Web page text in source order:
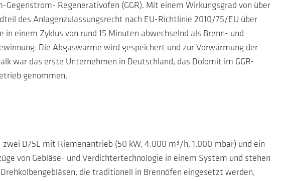
Regenerativofen (GGR). Mit einem Wirkungsgrad von über
des Anlagenzulassungsrecht nach EU-Richtlinie 2010/75/EU über
einem Zyklus von rund 15 Minuten abwechselnd als Brenn- und
Die Abgaswärme wird gespeichert und zur Vorwärmung der
war das erste Unternehmen in Deutschland, das Dolomit im GGR-
genommen.
D75L mit Riemenantrieb (50 kW, 4.000 m³/h, 1.000 mbar) und ein
von Gebläse- und Verdichtertechnologie in einem System und stehen
die traditionell in Brennöfen eingesetzt werden,